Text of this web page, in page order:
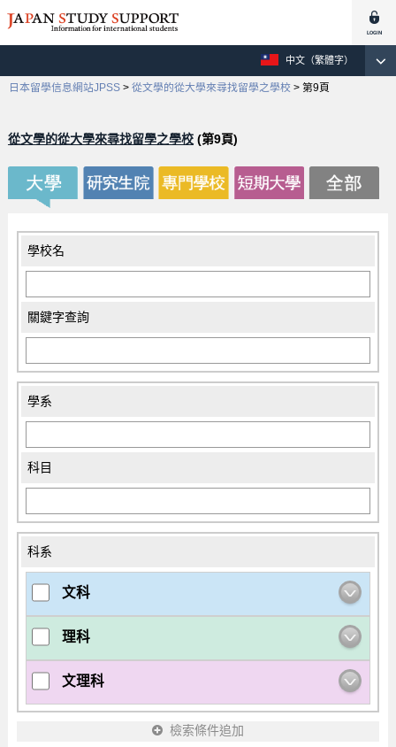
中文（繁體字）
日本留學信息網站JPSS > 從文學的從大學來尋找留學之學校 > 第9頁
從文學的從大學來尋找留學之學校(第9頁)
學校名
關鍵字查詢
學系
科目
科系
文科
理科
文理科
檢索條件追加